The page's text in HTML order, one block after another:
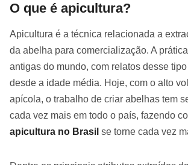
O que é apicultura?
Apicultura é a técnica relacionada a
da abelha para comercialização. A
antigas do mundo, com relatos desse
desde a idade média. Hoje, com o alto
apícola, o trabalho de criar abelhas tem
cada vez mais em todo o país, fazendo
apicultura no Brasil se torne cada vez